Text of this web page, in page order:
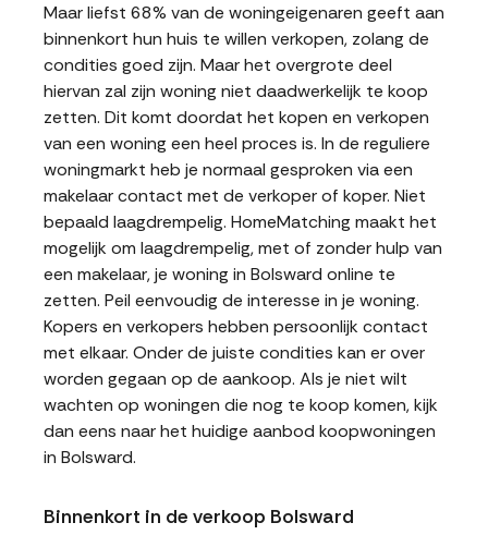
Maar liefst 68% van de woningeigenaren geeft aan
binnenkort hun huis te willen verkopen, zolang de
condities goed zijn. Maar het overgrote deel
hiervan zal zijn woning niet daadwerkelijk te koop
zetten. Dit komt doordat het kopen en verkopen
van een woning een heel proces is. In de reguliere
woningmarkt heb je normaal gesproken via een
makelaar contact met de verkoper of koper. Niet
bepaald laagdrempelig. HomeMatching maakt het
mogelijk om laagdrempelig, met of zonder hulp van
een makelaar, je woning in Bolsward online te
zetten. Peil eenvoudig de interesse in je woning.
Kopers en verkopers hebben persoonlijk contact
met elkaar. Onder de juiste condities kan er over
worden gegaan op de aankoop. Als je niet wilt
wachten op woningen die nog te koop komen, kijk
dan eens naar het huidige aanbod koopwoningen
in Bolsward.
Binnenkort in de verkoop Bolsward